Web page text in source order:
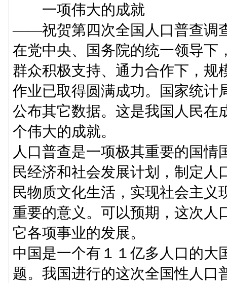
一项伟大的成就
——祝贺第四次全国人口普查调
在党中央、国务院的统一领导下
群众积极支持、通力合作下，规
作业已取得圆满成功。国家统计
公布其它数据。这是我国人民在
个伟大的成就。
人口普查是一项极其重要的国
民经济和社会发展计划，制定
民物质文化生活，实现社会主
重要的意义。可以预期，这次人
它各项事业的发展。
中国是一个有１１亿多人口的大
题。我国进行的这次全国性人口